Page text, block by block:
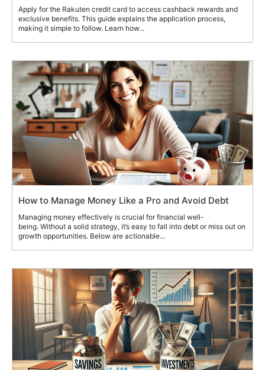
Apply for the Rakuten credit card to access cashback rewards and
exclusive benefits. This guide explains the application process,
making it simple to follow. Learn how...
How to Manage Money Like a Pro and Avoid Debt
Managing money effectively is crucial for financial well-
being. Without a solid strategy, it’s easy to fall into debt or miss out on
growth opportunities. Below are actionable...